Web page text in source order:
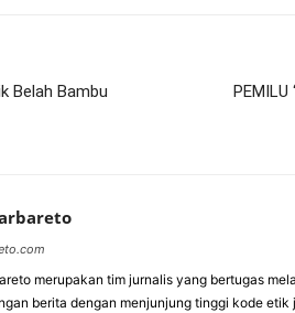
Belah Bambu
PEMILU
merupakan tim jurnalis yang bertugas
berita dengan menjunjung tinggi kode etik